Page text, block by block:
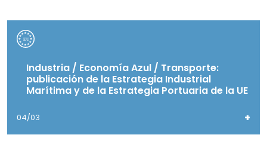
Industria / Economía Azul / Transporte:
publicación de la Estrategia Industrial
Marítima y de la Estrategia Portuaria de la UE
04/03 +